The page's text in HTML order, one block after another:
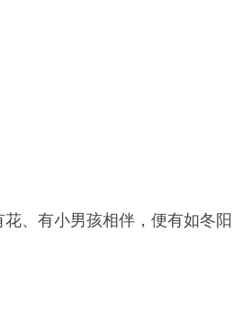
、有小男孩相伴，便有如冬阳